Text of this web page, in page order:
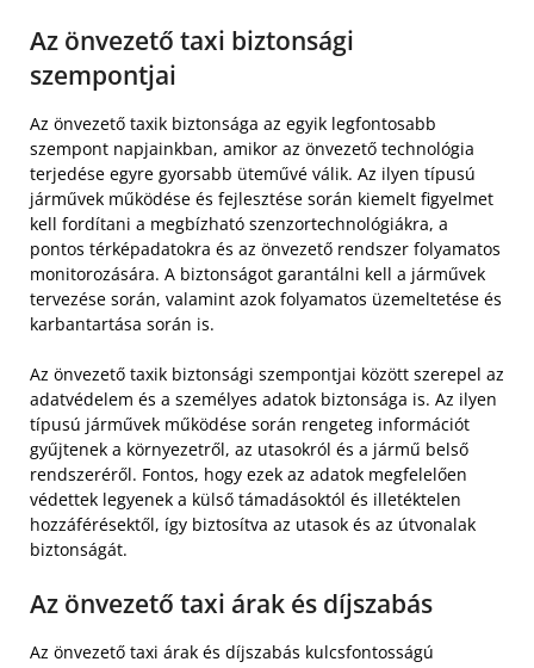
Az önvezető taxi biztonsági
szempontjai
Az önvezető taxik biztonsága az egyik legfontosabb
szempont napjainkban, amikor az önvezető technológia
terjedése egyre gyorsabb üteművé válik. Az ilyen típusú
járművek működése és fejlesztése során kiemelt figyelmet
kell fordítani a megbízható szenzortechnológiákra, a
pontos térképadatokra és az önvezető rendszer folyamatos
monitorozására. A biztonságot garantálni kell a járművek
tervezése során, valamint azok folyamatos üzemeltetése és
karbantartása során is.
Az önvezető taxik biztonsági szempontjai között szerepel az
adatvédelem és a személyes adatok biztonsága is. Az ilyen
típusú járművek működése során rengeteg információt
gyűjtenek a környezetről, az utasokról és a jármű belső
rendszeréről. Fontos, hogy ezek az adatok megfelelően
védettek legyenek a külső támadásoktól és illetéktelen
hozzáférésektől, így biztosítva az utasok és az útvonalak
biztonságát.
Az önvezető taxi árak és díjszabás
Az önvezető taxi árak és díjszabás kulcsfontosságú